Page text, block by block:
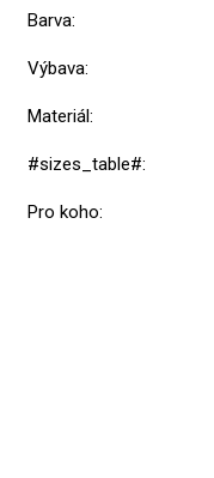
Barva:
Výbava:
Materiál:
#sizes_table#:
Pro koho: